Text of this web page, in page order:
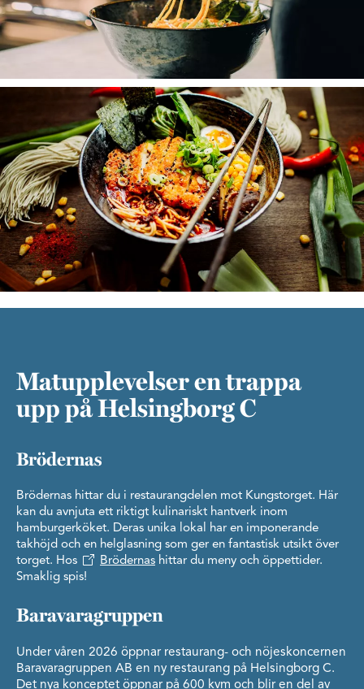
Matupplevelser en trappa
upp på Helsingborg C
Brödernas
Brödernas hittar du i restaurangdelen mot Kungstorget. Här
kan du avnjuta ett riktigt kulinariskt hantverk inom
hamburgerköket. Deras unika lokal har en imponerande
takhöjd och en helglasning som ger en fantastisk utsikt över
torget. Hos
Brödernas hittar du meny och öppettider.
Smaklig spis!
Baravaragruppen
Under våren 2026 öppnar restaurang- och nöjeskoncernen
Baravaragruppen AB en ny restaurang på Helsingborg C.
Det nya konceptet öppnar på 600 kvm och blir en del av